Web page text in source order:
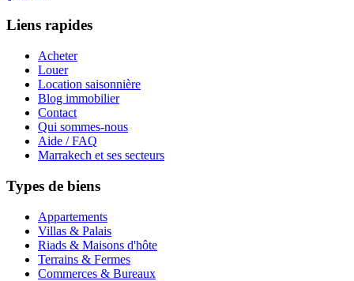
Liens rapides
Acheter
Louer
Location saisonnière
Blog immobilier
Contact
Qui sommes-nous
Aide / FAQ
Marrakech et ses secteurs
Types de biens
Appartements
Villas & Palais
Riads & Maisons d'hôte
Terrains & Fermes
Commerces & Bureaux